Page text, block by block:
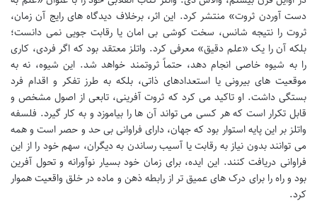
دست آوردن ثروت» منتشر کرد. این اثر، برخلاف دیدگاه های رایج آن زمان،
ثروت را نتیجه شانس، سخت کوشی بی امان یا رقابت جویی نمی دانست؛
بلکه آن را یک «علم دقیق» معرفی کرد. واتلز معتقد بود که اگر فردی، کاری
را به شیوه خاصی انجام دهد، حتماً ثروتمند خواهد شد. این شیوه، نه به
موقعیت های بیرونی یا استعدادهای ذاتی، بلکه به طرز تفکر و اقدام فرد
بستگی داشت. او تاکید می کرد که ثروت آفرینی، تابعی از اصول مشخص و
قابل تکرار است که هر کسی می تواند آن ها را بیاموزد و به کار گیرد. فلسفه
واتلز بر این پایه استوار بود که جهان، دارای فراوانی بی حد و حصر است و همه
می توانند بدون نیاز به رقابت یا آسیب رساندن به دیگران، سهم خود را از این
فراوانی دریافت کنند. این ایده، برای زمان خود بسیار نوآورانه و تحول آفرین
بود و راه را برای درک های عمیق تر از رابطه ذهن و ماده در خلق واقعیت هموار
کرد.